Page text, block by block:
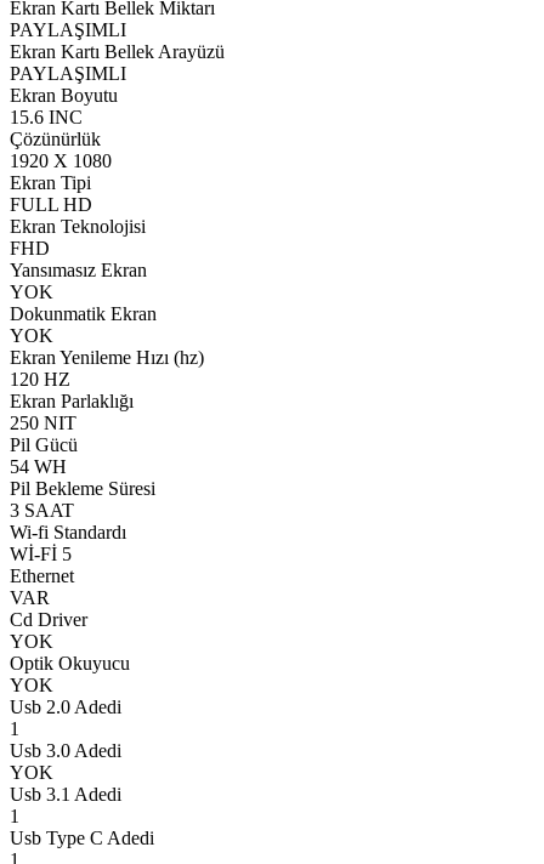
Ekran Kartı Bellek Miktarı
PAYLAŞIMLI
Ekran Kartı Bellek Arayüzü
PAYLAŞIMLI
Ekran Boyutu
15.6 INC
Çözünürlük
1920 X 1080
Ekran Tipi
FULL HD
Ekran Teknolojisi
FHD
Yansımasız Ekran
YOK
Dokunmatik Ekran
YOK
Ekran Yenileme Hızı (hz)
120 HZ
Ekran Parlaklığı
250 NIT
Pil Gücü
54 WH
Pil Bekleme Süresi
3 SAAT
Wi-fi Standardı
Wİ-Fİ 5
Ethernet
VAR
Cd Driver
YOK
Optik Okuyucu
YOK
Usb 2.0 Adedi
1
Usb 3.0 Adedi
YOK
Usb 3.1 Adedi
1
Usb Type C Adedi